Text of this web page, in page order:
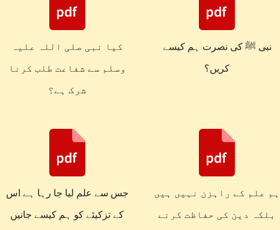
کیا نبی صلی اللہ علیہ
وسلم سے شفاعت طلب کرنا
شرک ہے؟
نبی ﷺ کی نصرت ہم کیسے
کریں؟
جس سے علم لیا جا رہا ہے اس
کے تزکیئے کو ہم کیسے جانیں
ہم علم کے راہزن نہیں ہیں
بلکہ دین کی حفاظت کرنے